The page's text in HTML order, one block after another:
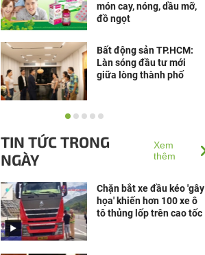
món cay, nóng, dầu mỡ,
đồ ngọt
Bất động sản TP.HCM:
Làn sóng đầu tư mới
giữa lòng thành phố
“Thừa thắng xông lên”,
Group Hà Nam lọt Top 10
Dự án nổi bật nhất...
TIN TỨC TRONG
NGÀY
Xem
thêm
Chặn bắt xe đầu kéo 'gây
họa' khiến hơn 100 xe ô
tô thủng lốp trên cao tốc